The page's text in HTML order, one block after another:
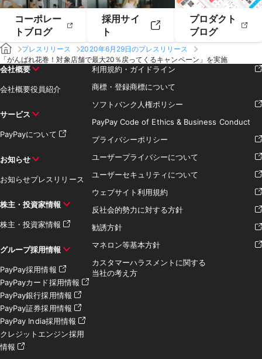
コーポレー
トブログ
採用サイ
ト
プロダクト
ブログ
プレスリリース
2020年6月29日のプレスリリース
「がんばれ花巻！対象店舗で最大20％戻ってくるキャンペーン」を実施
会社概要
会社概要役員紹介
サービス
PayPayについて
お知らせ
お知らせプレスリリース
株主・投資家情報
株主・投資家情報
グループ採用情報
PayPay採用情報
PayPayカード採用情報
PayPay銀行採用情報
PayPay証券採用情報
PayPay India採用情報
クレジットエンジン採用
情報
利用規約・ガイドライン
商標・登録商標について
ソフトバンク人権ポリシー
PayPay Code of Ethics & Business Conduct
プライバシーポリシー
ユーザープライバシーについて
ユーザーセキュリティについて
ウェブサイト利用規約
反社会的勢力に対する方針
勧誘方針
マネロン等基本方針
カスタマーハラスメントに関する
当社の考え方